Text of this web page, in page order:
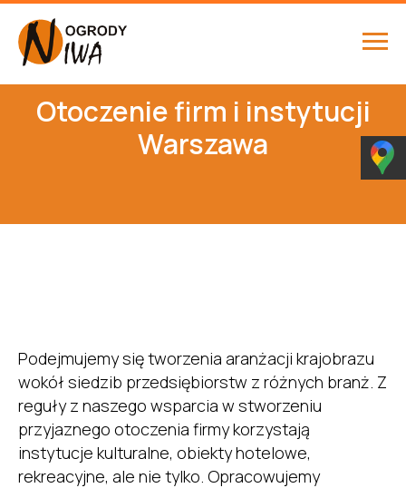
Otoczenie firm i instytucji
Warszawa
Podejmujemy się tworzenia aranżacji krajobrazu
wokół siedzib przedsiębiorstw z różnych branż. Z
reguły z naszego wsparcia w stworzeniu
przyjaznego otoczenia firmy korzystają
instytucje kulturalne, obiekty hotelowe,
rekreacyjne, ale nie tylko. Opracowujemy